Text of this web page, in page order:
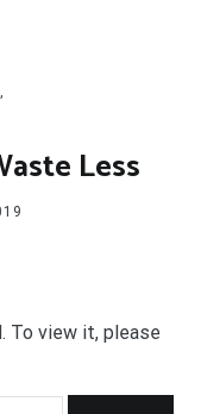
,
Less
To view it, please